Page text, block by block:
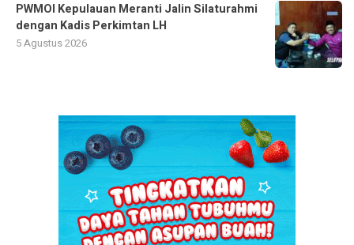
PWMOI Kepulauan Meranti Jalin Silaturahmi
dengan Kadis Perkimtan LH
5 Agustus 2026